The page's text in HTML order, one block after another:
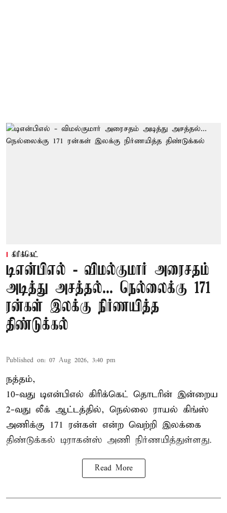
கிரிக்கெட்
டிஎன்பிஎல் - விமல்குமார் அரைசதம்
அடித்து அசத்தல்... நெல்லைக்கு 171
ரன்கள் இலக்கு நிர்ணயித்த
திண்டுக்கல்
Published on: 07 Aug 2026, 3:40 pm
நத்தம்,
10-வது டிஎன்பிஎல் கிரிக்கெட் தொடரின் இன்றைய
2-வது லீக் ஆட்டத்தில், நெல்லை ராயல் கிங்ஸ்
அணிக்கு 171 ரன்கள் என்ற வெற்றி இலக்கை
திண்டுக்கல் டிராகன்ஸ் அணி நிர்ணயித்துள்ளது.
Read More